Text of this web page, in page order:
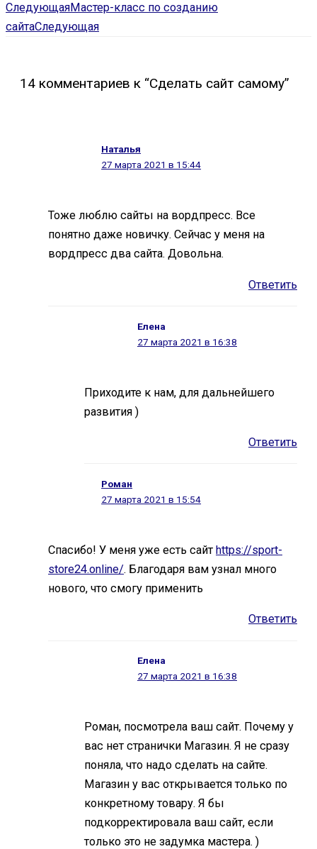
СледующаяМастер-класс по созданию
сайтаСледующая
14 комментариев к “Сделать сайт самому”
Наталья
27 марта 2021 в 15:44
Тоже люблю сайты на вордпресс. Все
понятно даже новичку. Сейчас у меня на
вордпресс два сайта. Довольна.
Ответить
Елена
27 марта 2021 в 16:38
Приходите к нам, для дальнейшего
развития )
Ответить
Роман
27 марта 2021 в 15:54
Спасибо! У меня уже есть сайт https://sport-
store24.online/. Благодаря вам узнал много
нового, что смогу применить
Ответить
Елена
27 марта 2021 в 16:38
Роман, посмотрела ваш сайт. Почему у
вас нет странички Магазин. Я не сразу
поняла, что надо сделать на сайте.
Магазин у вас открывается только по
конкретному товару. Я бы
подкорректировала ваш сайт, если
только это не задумка мастера. )